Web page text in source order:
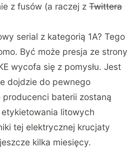
z fusów (a raczej zTwittera
serial z kategorią 1A? Tego
Być może presja ze strony
wycofa się z pomysłu. Jest
dojdzie do pewnego
producenci baterii zostaną
etykietowania litowych
tej elektrycznej krucjaty
kilka miesięcy.